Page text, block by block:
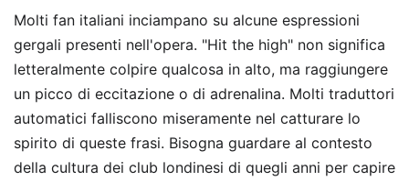
Molti fan italiani inciampano su alcune espressioni
gergali presenti nell'opera. "Hit the high" non significa
letteralmente colpire qualcosa in alto, ma raggiungere
un picco di eccitazione o di adrenalina. Molti traduttori
automatici falliscono miseramente nel catturare lo
spirito di queste frasi. Bisogna guardare al contesto
della cultura dei club londinesi di quegli anni per capire